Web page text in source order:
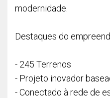
modernidade.
Destaques do
- 245 Terrenos
- Projeto inovador
- Conectado à rede de